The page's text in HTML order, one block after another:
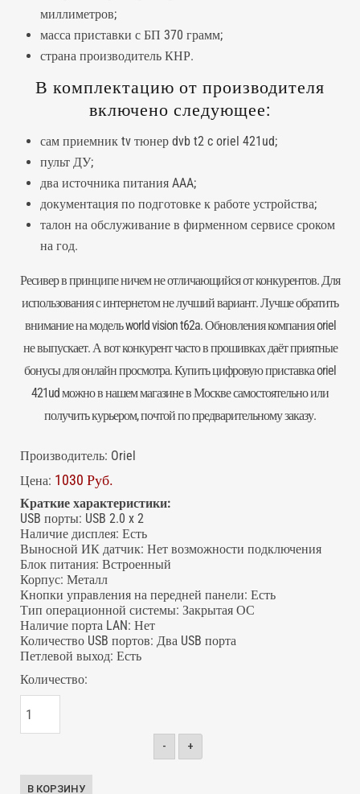
миллиметров;
масса приставки с БП 370 грамм;
страна производитель КНР.
В комплектацию от производителя
включено следующее:
сам приемник tv тюнер dvb t2 c oriel 421ud;
пульт ДУ;
два источника питания AAA;
документация по подготовке к работе устройства;
талон на обслуживание в фирменном сервисе сроком
на год.
Ресивер в принципе ничем не отличающийся от конкурентов. Для
использования с интернетом не лучший вариант. Лучше обратить
внимание на модель world vision t62a. Обновления компания oriel
не выпускает. А вот конкурент часто в прошивках даёт приятные
бонусы для онлайн просмотра. Купить цифровую приставка oriel
421ud можно в нашем магазине в Москве самостоятельно или
получить курьером, почтой по предварительному заказу.
Производитель: Oriel
Цена: 1030 Руб.
Краткие характеристики:
USB порты: USB 2.0 x 2
Наличие дисплея: Есть
Выносной ИК датчик: Нет возможности подключения
Блок питания: Встроенный
Корпус: Металл
Кнопки управления на передней панели: Есть
Тип операционной системы: Закрытая ОС
Наличие порта LAN: Нет
Количество USB портов: Два USB порта
Петлевой выход: Есть
Количество:
- +